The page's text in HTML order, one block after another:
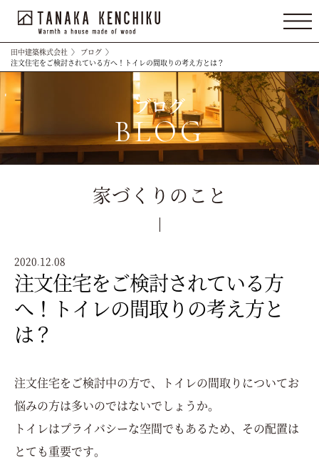
田中建築株式会社 〉 ブログ 〉
注文住宅をご検討されている方へ！トイレの間取りの考え方とは？
ブログ
BLOG
家づくりのこと
2020.12.08
注文住宅をご検討されている方
へ！トイレの間取りの考え方と
は？
注文住宅をご検討中の方で、トイレの間取りについてお
悩みの方は多いのではないでしょうか。
トイレはプライバシーな空間でもあるため、その配置は
とても重要です。